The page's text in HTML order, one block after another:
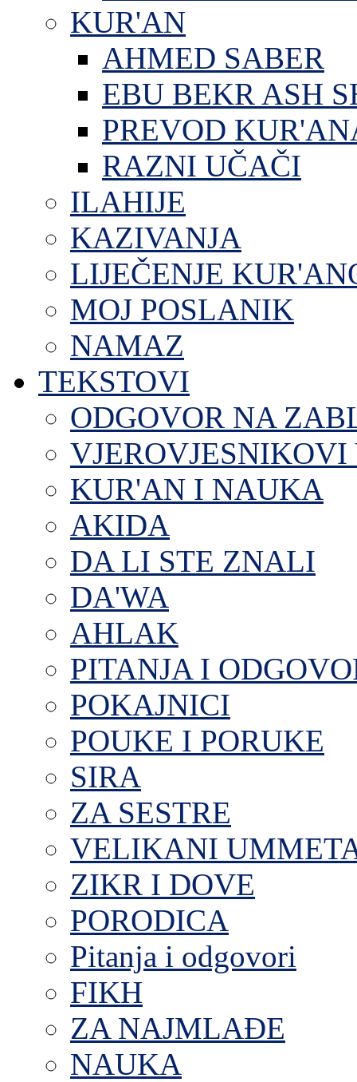
KUR'AN
AHMED SABER
EBU BEKR ASH
PREVOD
RAZNI UČAČI
ILAHIJE
KAZIVANJA
LIJEČENJE
MOJ POSLANIK
NAMAZ
TEKSTOVI
ODGOVOR NA
VJEROVJESNIKOVI
KUR'AN I NAUKA
AKIDA
DA LI STE ZNALI
DA'WA
AHLAK
PITANJA I
POKAJNICI
POUKE I PORUKE
SIRA
ZA SESTRE
VELIKANI
ZIKR I DOVE
PORODICA
Pitanja i odgovori
FIKH
ZA NAJMLAĐE
NAUKA